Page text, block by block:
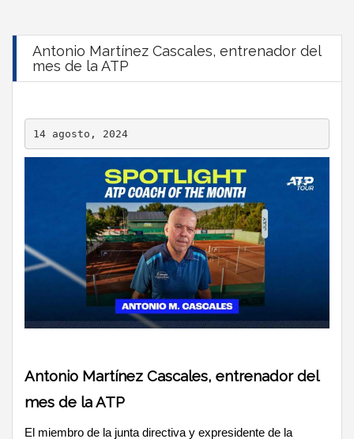
Antonio Martínez Cascales, entrenador del
mes de la ATP
14 agosto, 2024
Antonio Martínez Cascales, entrenador del
mes de la ATP
El miembro de la junta directiva y expresidente de la